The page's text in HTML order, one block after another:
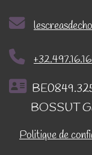
BOSSUT
Politique de